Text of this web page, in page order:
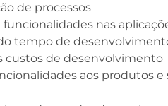
de processos
nas
tempo de
custos de desenvolvimento
aos produtos e